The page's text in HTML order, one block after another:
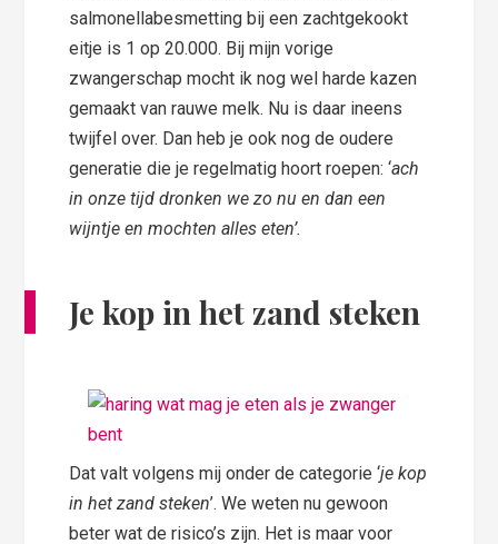
salmonellabesmetting bij een zachtgekookt
eitje is 1 op 20.000. Bij mijn vorige
zwangerschap mocht ik nog wel harde kazen
gemaakt van rauwe melk. Nu is daar ineens
twijfel over. Dan heb je ook nog de oudere
generatie die je regelmatig hoort roepen: ‘ach
in onze tijd dronken we zo nu en dan een
wijntje en mochten alles eten’.
Je kop in het zand steken
Dat valt volgens mij onder de categorie ‘je kop
in het zand steken’. We weten nu gewoon
beter wat de risico’s zijn. Het is maar voor